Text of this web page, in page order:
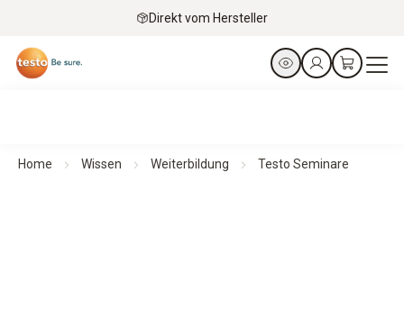
Direkt vom Hersteller
Home Wissen Weiterbildung Testo Seminare